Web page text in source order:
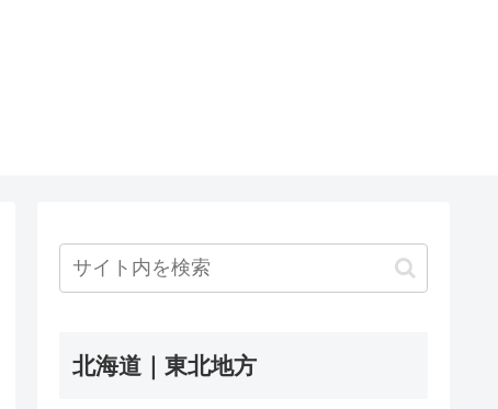
北海道｜東北地方